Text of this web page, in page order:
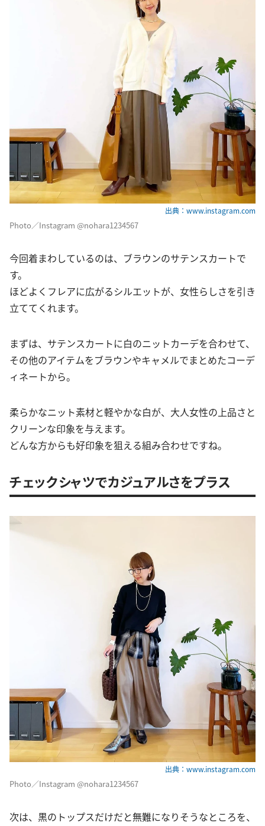
出典：www.instagram.com
Photo／Instagram @nohara1234567
今回着まわしているのは、ブラウンのサテンスカートで
す。
ほどよくフレアに広がるシルエットが、女性らしさを引き
立ててくれます。
まずは、サテンスカートに白のニットカーデを合わせて、
その他のアイテムをブラウンやキャメルでまとめたコーデ
ィネートから。
柔らかなニット素材と軽やかな白が、大人女性の上品さと
クリーンな印象を与えます。
どんな方からも好印象を狙える組み合わせですね。
チェックシャツでカジュアルさをプラス
出典：www.instagram.com
Photo／Instagram @nohara1234567
次は、黒のトップスだけだと無難になりそうなところを、